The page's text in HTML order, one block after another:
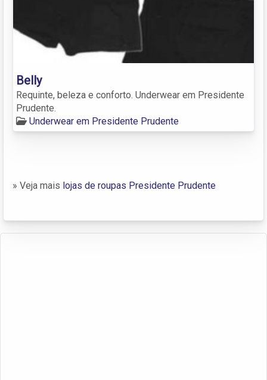
Belly
Requinte, beleza e conforto. Underwear em Presidente
Prudente.
Underwear em Presidente Prudente
» Veja mais lojas de roupas Presidente Prudente